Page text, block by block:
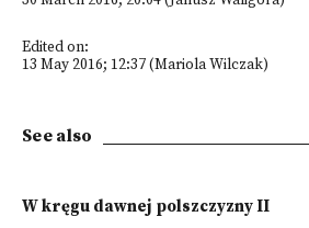
Edited on:
13 May 2016; 12:37 (Mariola Wilczak)
See also
W kręgu dawnej polszczyzny II